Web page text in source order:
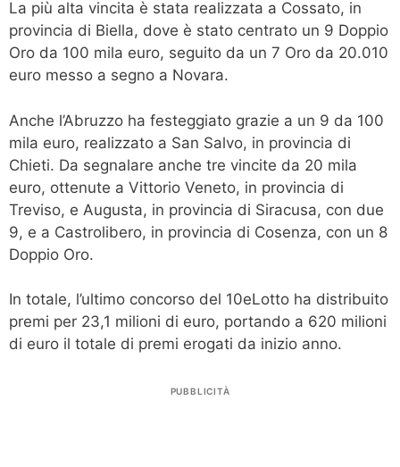
La più alta vincita è stata realizzata a Cossato, in
provincia di Biella, dove è stato centrato un 9 Doppio
Oro da 100 mila euro, seguito da un 7 Oro da 20.010
euro messo a segno a Novara.
Anche l’Abruzzo ha festeggiato grazie a un 9 da 100
mila euro, realizzato a San Salvo, in provincia di
Chieti. Da segnalare anche tre vincite da 20 mila
euro, ottenute a Vittorio Veneto, in provincia di
Treviso, e Augusta, in provincia di Siracusa, con due
9, e a Castrolibero, in provincia di Cosenza, con un 8
Doppio Oro.
In totale, l’ultimo concorso del 10eLotto ha distribuito
premi per 23,1 milioni di euro, portando a 620 milioni
di euro il totale di premi erogati da inizio anno.
PUBBLICITÀ